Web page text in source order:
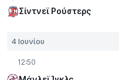
Σίντνεϊ Ρούστερς
4 Ιουνίου
12:50